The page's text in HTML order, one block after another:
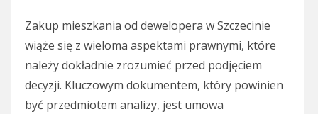
Zakup mieszkania od dewelopera w Szczecinie
wiąże się z wieloma aspektami prawnymi, które
należy dokładnie zrozumieć przed podjęciem
decyzji. Kluczowym dokumentem, który powinien
być przedmiotem analizy, jest umowa